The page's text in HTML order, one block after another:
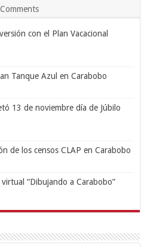
Comments
con el Plan Vacacional
Tanque Azul en Carabobo
13 de noviembre día de Júbilo
de los censos CLAP en Carabobo
“Dibujando a Carabobo”